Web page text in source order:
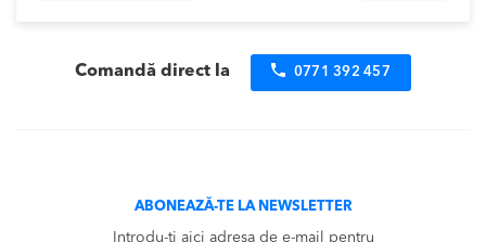
Comandă direct la 0771 392 457
ABONEAZĂ-TE LA NEWSLETTER
Introdu-ți aici adresa de e-mail pentru